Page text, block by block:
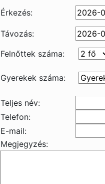
Érkezés:
Távozás:
Felnőttek száma:
Gyerekek száma:
Teljes név:
Telefon:
E-mail:
Megjegyzés: